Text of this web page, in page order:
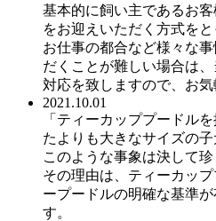
基本的に飼い主であるお
をお迎えいただく方式をと
お仕事の都合など様々な
だくことが難しい場合は
対応を致しますので、お気
2021.10.01
「ティーカッププードル
たよりも大きなサイズの子
このような事象は決して
その理由は、ティーカッ
ープードルの明確な基準
す。